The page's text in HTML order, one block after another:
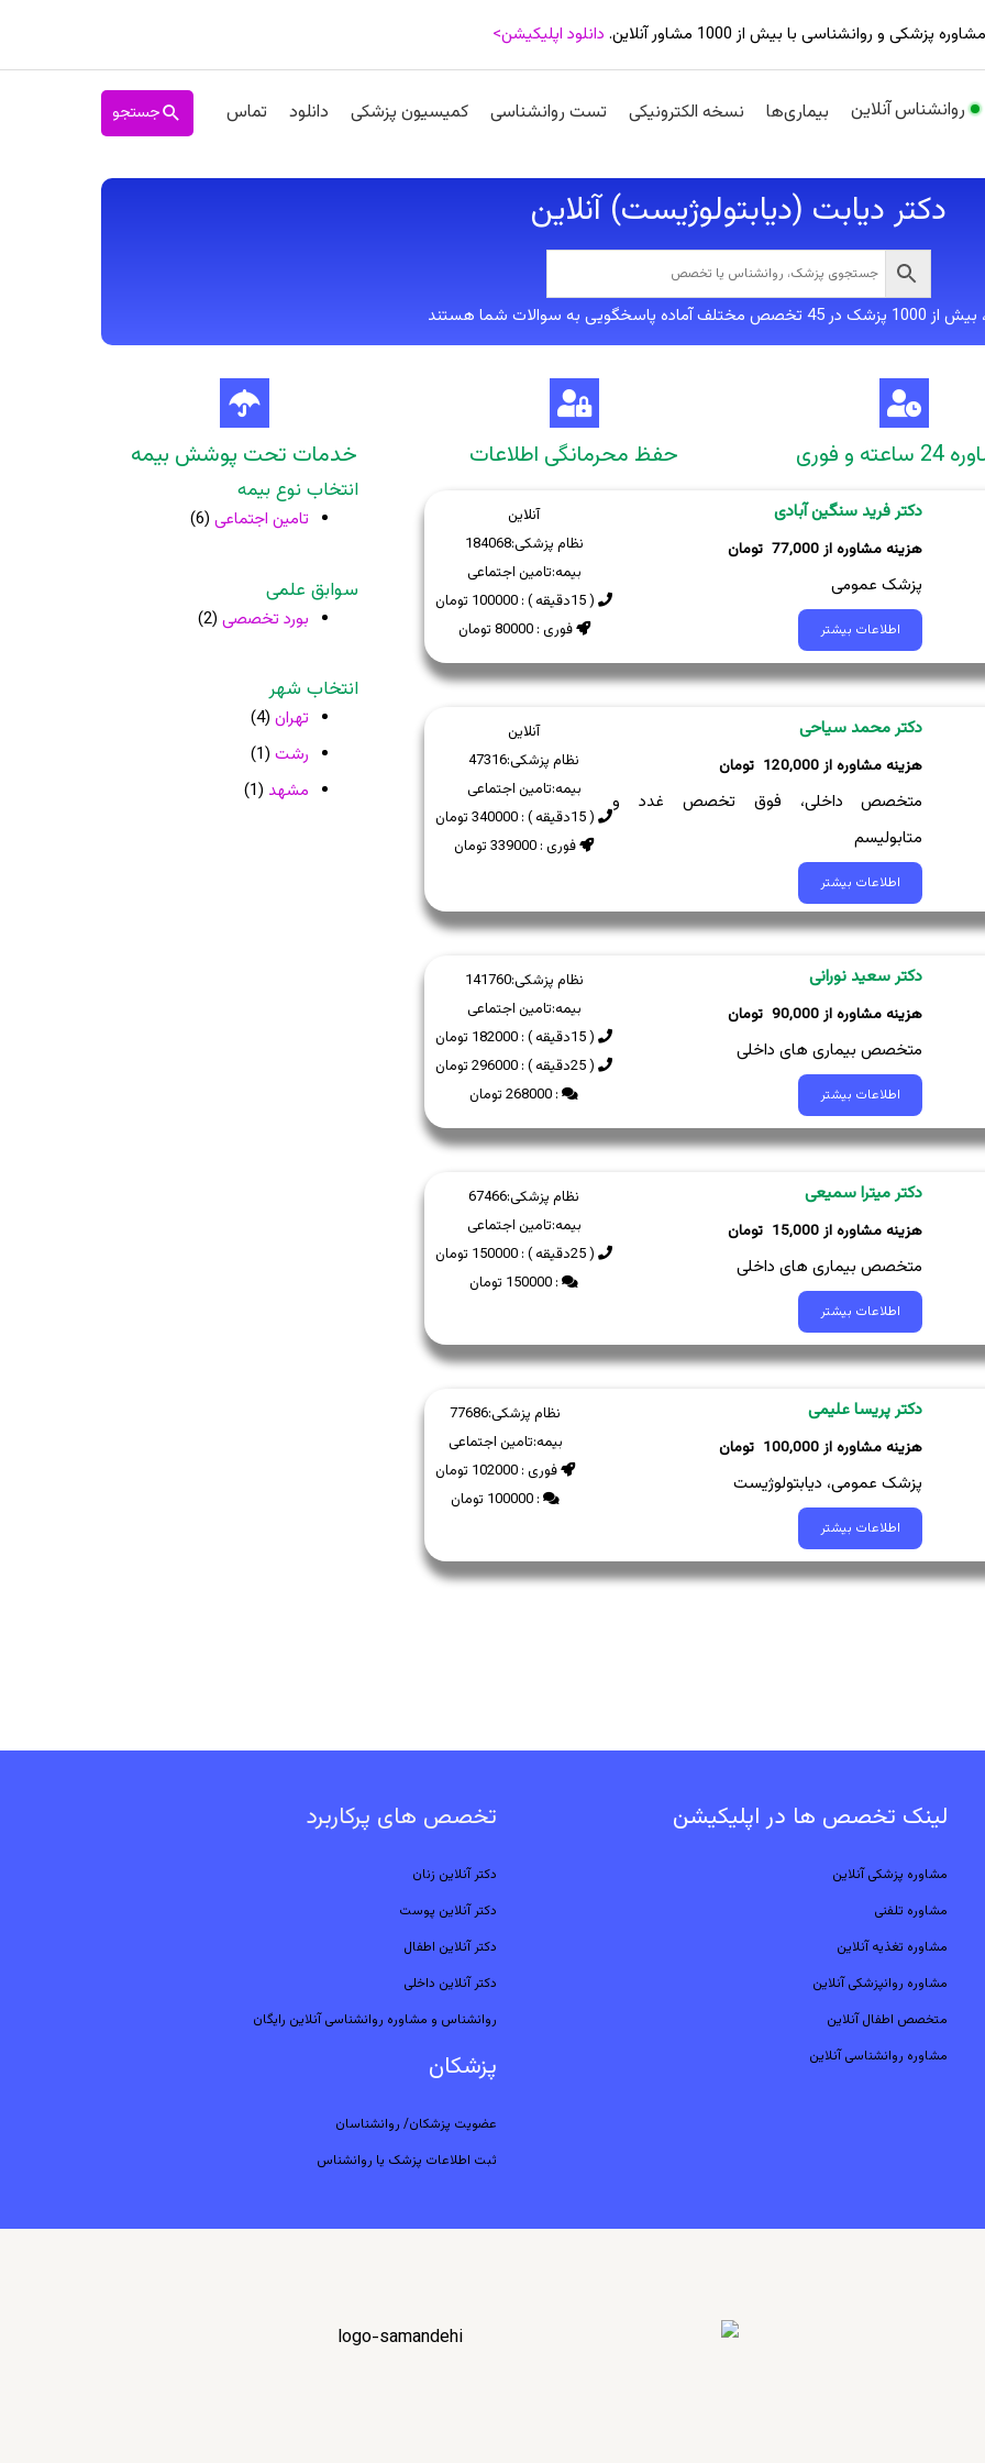
مشاوره پزشکی و روانشناسی با بیش از 1000 مشاور آنلاین. دانلود اپلیکیشن>
روانشناس آنلاین بیماری‌ها نسخه الکترونیکی تست روانشناسی کمیسیون پزشکی دانلود تماس جستجو
دکتر دیابت (دیابتولوژیست) آنلاین
پاسخگویی به سوالات شما هستند
و فوری حفظ محرمانگی اطلاعات خدمات تحت پوشش بیمه
آنلاین
نظام پزشکی:184068
بیمه:تامین اجتماعی
( 15دقیقه ) : 100000 تومان
فوری : 80000 تومان
دکتر فرید سنگین آبادی
77,000
پزشک عمومی
اطلاعات بیشتر
آنلاین
نظام پزشکی:47316
بیمه:تامین اجتماعی
( 15دقیقه ) : 340000 تومان
فوری : 339000 تومان
دکتر محمد سیاحی
120,000
متخصص داخلی، فوق تخصص غدد و
متابولیسم
اطلاعات بیشتر
نظام پزشکی:141760
بیمه:تامین اجتماعی
( 15دقیقه ) : 182000 تومان
( 25دقیقه ) : 296000 تومان
: 268000 تومان
دکتر سعید نورانی
90,000
متخصص بیماری های داخلی
اطلاعات بیشتر
نظام پزشکی:67466
بیمه:تامین اجتماعی
( 25دقیقه ) : 150000 تومان
: 150000 تومان
دکتر میترا سمیعی
15,000
متخصص بیماری های داخلی
اطلاعات بیشتر
نظام پزشکی:77686
بیمه:تامین اجتماعی
فوری : 102000 تومان
: 100000 تومان
دکتر پریسا علیمی
100,000
پزشک عمومی، دیابتولوژیست
اطلاعات بیشتر
انتخاب نوع بیمه
تامین اجتماعی (6)
سوابق علمی
بورد تخصصی (2)
انتخاب شهر
تهران (4)
رشت (1)
مشهد (1)
لینک تخصص ها در اپلیکیشن
مشاوره پزشکی آنلاین
مشاوره تلفنی
مشاوره تغذیه آنلاین
مشاوره روانپزشکی آنلاین
متخصص اطفال آنلاین
مشاوره روانشناسی آنلاین
تخصص های پرکاربرد
دکتر آنلاین زنان
دکتر آنلاین پوست
دکتر آنلاین اطفال
دکتر آنلاین داخلی
روانشناس و مشاوره روانشناسی آنلاین رایگان
پزشکان
عضویت پزشکان/ روانشناسان
ثبت اطلاعات پزشک یا روانشناس